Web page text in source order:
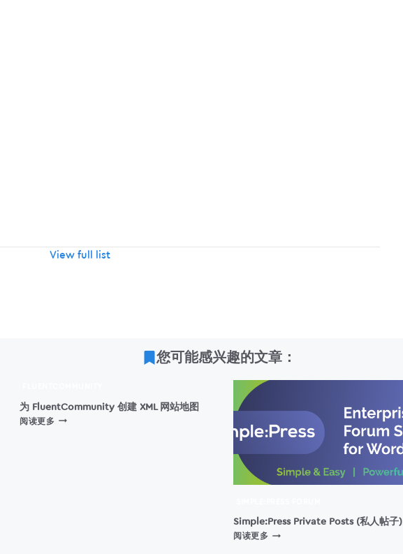
View full list
您可能感兴趣的文章：
为 FluentCommunity 创建 XML 网站地图
阅读更多 为
Simple:Press Private Posts (私人帖子)
阅读更多 SIMPLE:PRESS